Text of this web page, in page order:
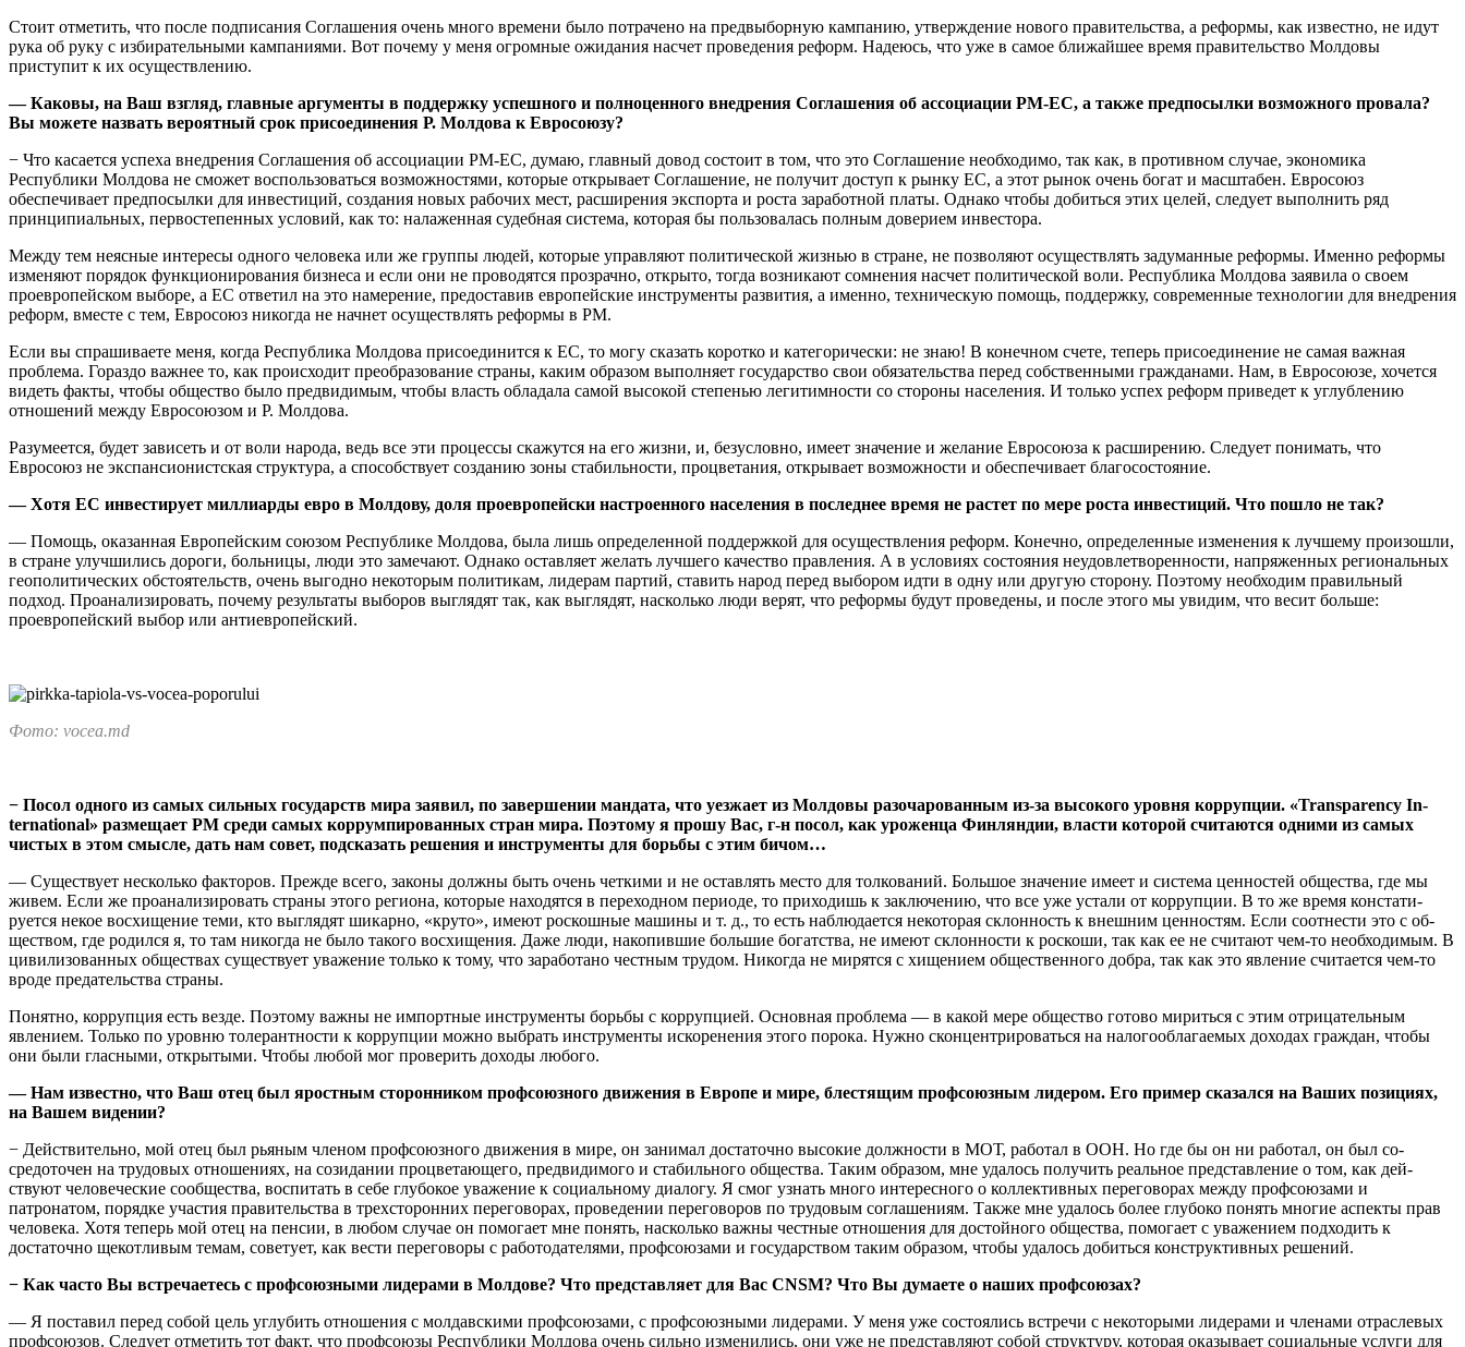
Стоит отметить, что после под­писания Соглашения очень много времени было потрачено на пред­выборную кампанию, утвержде­ние нового правительства, а ре­формы, как известно, не идут
рука об руку с избирательными кампа­ниями. Вот почему у меня огром­ные ожидания насчет проведения реформ. Надеюсь, что уже в самое ближайшее время правительство Молдовы
приступит к их осущест­влению.
— Каковы, на Ваш взгляд, главные аргументы в под­держку успешного и полно­ценного внедрения Согла­шения об ассоциации РМ-ЕС, а также предпосылки возможного провала?
Вы можете назвать вероят­ный срок присоединения Р. Молдова к Евросоюзу?
− Что касается успеха внедрения Соглашения об ассоциации РМ-ЕС, думаю, главный довод состо­ит в том, что это Соглашение необ­ходимо, так как, в противном слу­чае, экономика
Республики Мол­дова не сможет воспользовать­ся возможностями, которые от­крывает Соглашение, не получит доступ к рынку ЕС, а этот рынок очень богат и масштабен. Евросо­юз
обеспечивает предпосылки для инвестиций, создания новых рабо­чих мест, расширения экспорта и роста заработной платы. Однако чтобы добиться этих целей, следу­ет выполнить ряд
принципиаль­ных, первостепенных условий, как то: налаженная судебная система, которая бы пользовалась полным доверием инвестора.
Между тем неясные интересы одного человека или же группы людей, которые управляют поли­тической жизнью в стране, не позволяют осуществлять задуманные реформы. Именно реформы
изменяют порядок функциониро­вания бизнеса и если они не про­водятся прозрачно, открыто, тогда возникают сомнения насчет поли­тической воли. Республика Мол­дова заявила о своем
проевро­пейском выборе, а ЕС ответил на это намерение, предоставив евро­пейские инструменты развития, а именно, техническую помощь, поддержку, современные техноло­гии для внедрения
реформ, вместе с тем, Евросоюз никогда не начнет осуществлять реформы в РМ.
Если вы спрашиваете меня, ког­да Республика Молдова присоеди­нится к ЕС, то могу сказать корот­ко и категорически: не знаю! В ко­нечном счете, теперь присоеди­нение не самая важная
пробле­ма. Гораздо важнее то, как про­исходит преобразование страны, каким образом выполняет госу­дарство свои обязательства перед собственными гражданами. Нам, в Евросоюзе, хочется
видеть фак­ты, чтобы общество было предви­димым, чтобы власть обладала са­мой высокой степенью легитимно­сти со стороны населения. И толь­ко успех реформ приведет к углублению
отношений между Евросо­юзом и Р. Молдова.
Разумеется, будет зависеть и от воли народа, ведь все эти процес­сы скажутся на его жизни, и, безу­словно, имеет значение и желание Евросоюза к расширению. Следу­ет понимать, что
Евросоюз не экс­пансионистская структура, а спо­собствует созданию зоны стабиль­ности, процветания, открывает возможности и обеспечивает бла­госостояние.
— Хотя ЕС инвестирует миллиарды евро в Молдо­ву, доля проевропейски на­строенного населения в по­следнее время не растет по мере роста инвестиций. Что пошло не так?
— Помощь, оказанная Европейским союзом Республике Молдо­ва, была лишь определенной под­держкой для осуществления ре­форм. Конечно, определенные из­менения к лучшему произошли,
в стране улучшились дороги, боль­ницы, люди это замечают. Одна­ко оставляет желать лучшего ка­чество правления. А в условиях со­стояния неудовлетворенности, на­пряженных региональных
геопо­литических обстоятельств, очень выгодно некоторым политикам, лидерам партий, ставить народ пе­ред выбором идти в одну или дру­гую сторону. Поэтому необходим правильный
подход. Проанали­зировать, почему результаты вы­боров выглядят так, как выглядят, насколько люди верят, что рефор­мы будут проведены, и после это­го мы увидим, что весит больше:
проевропейский выбор или анти­европейский.
Фото: vocea.md
− Посол одного из самых сильных государств мира заявил, по завершении ман­дата, что уезжает из Мол­довы разочарованным из-за высокого уровня кор­рупции. «Transparency In-
ternational» размещает РМ среди самых коррумпиро­ванных стран мира. Поэто­му я прошу Вас, г-н посол, как уроженца Финляндии, власти которой считают­ся одними из самых
чистых в этом смысле, дать нам совет, подсказать решения и инструменты для борь­бы с этим бичом…
— Существует несколько фак­торов. Прежде всего, законы должны быть очень четкими и не оставлять место для толкова­ний. Большое значение имеет и система ценностей общества, где мы
живем. Если же проанализи­ровать страны этого региона, ко­торые находятся в переходном периоде, то приходишь к заклю­чению, что все уже устали от кор­рупции. В то же время констати­
руется некое восхищение теми, кто выглядят шикарно, «круто», имеют роскошные машины и т. д., то есть наблюдается некото­рая склонность к внешним цен­ностям. Если соотнести это с об­
ществом, где родился я, то там никогда не было такого восхи­щения. Даже люди, накопившие большие богатства, не имеют склонности к роскоши, так как ее не считают чем-то необходи­мым. В
цивилизованных обще­ствах существует уважение толь­ко к тому, что заработано чест­ным трудом. Никогда не мирят­ся с хищением общественного добра, так как это явление счита­ется чем-то
вроде предательства страны.
Понятно, коррупция есть вез­де. Поэтому важны не импорт­ные инструменты борьбы с кор­рупцией. Основная проблема — в какой мере общество готово ми­риться с этим отрицательным
явлением. Только по уровню то­лерантности к коррупции можно выбрать инструменты искорене­ния этого порока. Нужно скон­центрироваться на налогообла­гаемых доходах граждан, чтобы
они были гласными, открыты­ми. Чтобы любой мог проверить доходы любого.
— Нам известно, что Ваш отец был яростным сто­ронником профсоюзно­го движения в Европе и мире, блестящим профсоюзным лидером. Его пример сказался на Ва­ших позициях,
на Вашем видении?
− Действительно, мой отец был рьяным членом профсоюз­ного движения в мире, он зани­мал достаточно высокие долж­ности в МОТ, работал в ООН. Но где бы он ни работал, он был со­
средоточен на трудовых отноше­ниях, на созидании процветаю­щего, предвидимого и стабиль­ного общества. Таким образом, мне удалось получить реальное представление о том, как дей­
ствуют человеческие сообщества, воспитать в себе глубокое уваже­ние к социальному диалогу. Я смог узнать много интересного о коллективных переговорах меж­ду профсоюзами и
патронатом, порядке участия правительства в трехсторонних переговорах, проведении переговоров по тру­довым соглашениям. Также мне удалось более глубоко понять многие аспекты прав
человека. Хотя теперь мой отец на пенсии, в любом случае он помогает мне понять, насколько важны чест­ные отношения для достойного общества, помогает с уважени­ем подходить к
достаточно ще­котливым темам, советует, как вести переговоры с работодате­лями, профсоюзами и государ­ством таким образом, чтобы уда­лось добиться конструктивных решений.
− Как часто Вы встречае­тесь с профсоюзными ли­дерами в Молдове? Что представляет для Вас CNSM? Что Вы думаете о наших профсоюзах?
— Я поставил перед собой цель углубить отношения с молдав­скими профсоюзами, с профсо­юзными лидерами. У меня уже состоялись встречи с некоторы­ми лидерами и членами отрас­левых
профсоюзов. Следует от­метить тот факт, что профсою­зы Республики Молдова очень сильно изменились, они уже не представляют собой структуру, которая оказывает социальные услуги для